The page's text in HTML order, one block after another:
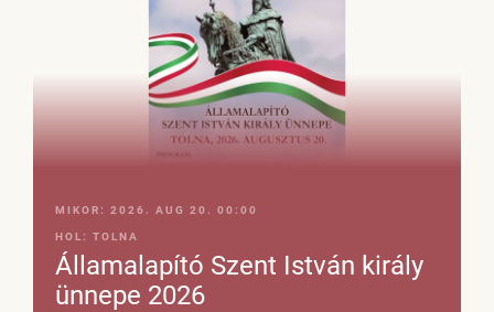
MIKOR: 2026. AUG 20. 00:00
HOL: TOLNA
Államalapító Szent István király
ünnepe 2026